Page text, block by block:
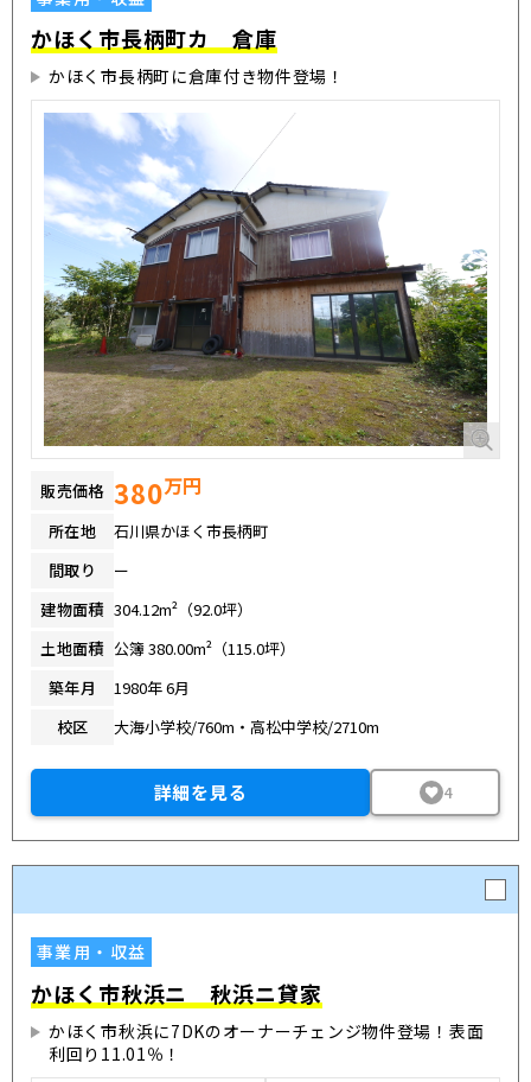
かほく市長柄町カ 倉庫
かほく市長柄町に倉庫付き物件登場！
販売価格 380万円
所在地
石川県かほく市長柄町
間取り
ー
建物面積 304.12m²（92.0坪）
土地面積 公簿 380.00m²（115.0坪）
築年月
1980年 6月
校区
大海小学校/760m・高松中学校/2710m
詳細を見る 4
事業用・収益
かほく市秋浜ニ 秋浜ニ貸家
かほく市秋浜に7DKのオーナーチェンジ物件登場！表面
利回り11.01％！